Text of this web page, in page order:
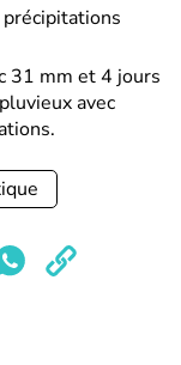
31 mm et 4 jours
avec